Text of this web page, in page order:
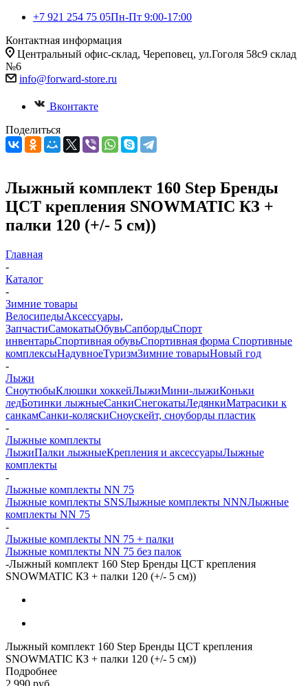
+7 921 254 75 05Пн-Пт 9:00-17:00
Контактная информация
Центральный офис-склад, Череповец, ул.Гоголя 58с9 склад
№6
info@forward-store.ru
Вконтакте
Поделиться
Лыжный комплект 160 Step Бренды
ЦСТ крепления SNOWMATIC КЗ +
палки 120 (+/- 5 см))
Главная
-
Каталог
-
Зимние товары
ВелосипедыАксессуары,
ЗапчастиСамокатыОбувьСапбордыСпорт
инвентарьСпортивная обувьСпортивная форма Спортивные
комплексыНадувноеТуризмЗимние товарыНовый год
-
Лыжи
СноутюбыКлюшки хоккейЛыжиМини-лыжиКоньки
ледБотинки лыжныеСанкиСнегокатыЛедянкиМатрасики к
санкамСанки-коляскиСноускейт, сноуборды пластик
-
Лыжные комплекты
ЛыжиПалки лыжныеКрепления и аксессуарыЛыжные
комплекты
-
Лыжные комплекты NN 75
Лыжные комплекты SNSЛыжные комплекты NNNЛыжные
комплекты NN 75
-
Лыжные комплекты NN 75 + палки
Лыжные комплекты NN 75 без палок
-Лыжный комплект 160 Step Бренды ЦСТ крепления
SNOWMATIC КЗ + палки 120 (+/- 5 см))
Лыжный комплект 160 Step Бренды ЦСТ крепления
SNOWMATIC КЗ + палки 120 (+/- 5 см))
Подробнее
2 990 руб.